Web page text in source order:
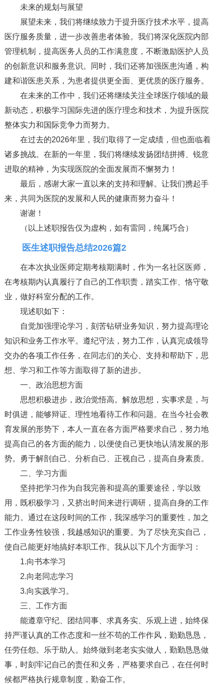
未来的规划与展望
展望未来，我们将继续致力于提升医疗技术水平，提高
医疗服务质量，进一步改善患者体验。我们将深化医院内部
管理机制，提高医务人员的工作满意度，不断激励医护人员
的创新意识和服务意识。同时，我们还将加强医患沟通，构
建和谐医患关系，为患者提供更全面、更优质的医疗服务。
在未来的工作中，我们还将继续关注全球医疗领域的最
新动态，积极学习国际先进的医疗理念和技术，为提升医院
整体实力和国际竞争力而努力。
在过去的2026年里，我们取得了一定成绩，但也面临着
诸多挑战。在新的一年里，我们将继续发扬团结拼搏、锐意
进取的精神，为实现医院的全面发展而不懈努力！
最后，感谢大家一直以来的支持和理解。让我们携起手
来，共同为医院的发展和人民的健康而努力奋斗！
谢谢！
（以上述职报告仅为虚构，如有雷同，纯属巧合）
医生述职报告总结2026篇2
在本次执业医师定期考核期满时，作为一名社区医师，
在考核期内认真履行了自己的工作职责，踏实工作、恪守敬
业，做好科室分配的工作。
现述职如下：
自觉加强理论学习，刻苦钻研业务知识，努力提高理论
知识和业务工作水平。遵纪守法，努力工作，认真完成领导
交办的各项工作任务，在同志们的关心、支持和帮助下，思
想、学习和工作等方面取得了新的进步。
一、政治思想方面
思想积极进步，政治觉悟高。解放思想，实事求是，与
时俱进，能够辩证、理性地看待工作和问题。在当今社会教
育发展的形势下，本人一直在各方面严格要求自己，努力地
提高自己的各方面的能力，以便使自己更快地认清发展的形
势。勇于解剖自己、分析自己、正视自己，提高自身素质。
二、学习方面
坚持把学习作为自我完善和提高的重要途径，学以致
用，既积极学习，又挤出时间来进行调研，提高自身的工作
能力。通过在这段时间的工作，我深感学习的重要性，加之
工作业务性较强，我越感知识的重要。为了尽快充实自己，
使自己能更好地搞好本职工作。我从以下几个方面学习：
1.向书本学习
2.向老同志学习
3.向实践学习。
三、工作方面
能遵章守纪、团结同事、求真务实、乐观上进，始终保
持严谨认真的工作态度和一丝不苟的工作作风，勤勤恳恳，
任劳任怨。乐于助人。始终做到老老实实做人，勤勤恳恳做
事，时刻牢记自己的责任和义务，严格要求自己，在任何时
候都严格执行规章制度，勤奋工作。